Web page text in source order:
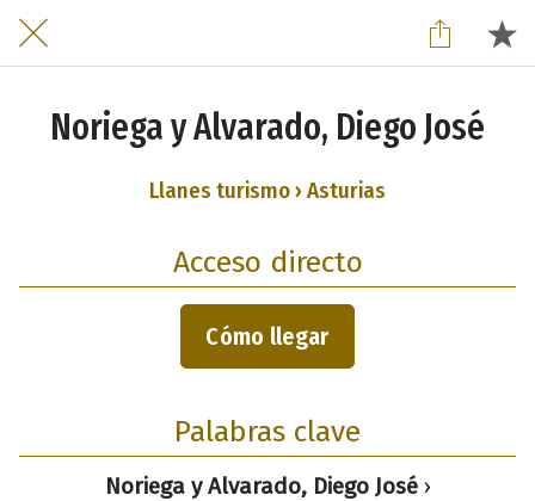
Noriega y Alvarado, Diego José
Llanes turismo › Asturias
Acceso directo
Cómo llegar
Palabras clave
Noriega y Alvarado, Diego José›